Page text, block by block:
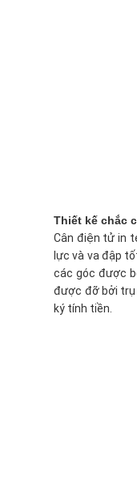
Thiết kế chắc
Cân điện tử in
lực và va đập
các góc được
được đỡ bởi trụ
ký tính tiền.